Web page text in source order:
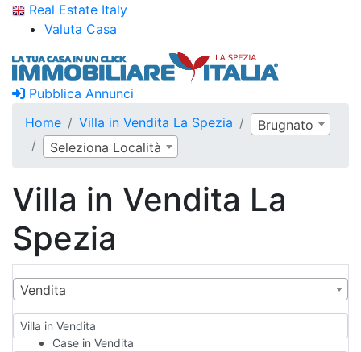
Real Estate Italy
Valuta Casa
Pubblica Annunci
Home
Villa in Vendita La Spezia
Brugnato
Seleziona Località
Villa in Vendita La
Spezia
Vendita
Villa in Vendita
Case in Vendita